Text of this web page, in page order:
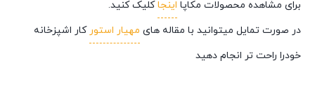
برای مشاهده محصولات مکاپا اینجاکلیک کنید.
در صورت تمایل میتوانید با مقاله های مهیار استور کار اشپزخانه
خودرا راحت تر انجام دهید